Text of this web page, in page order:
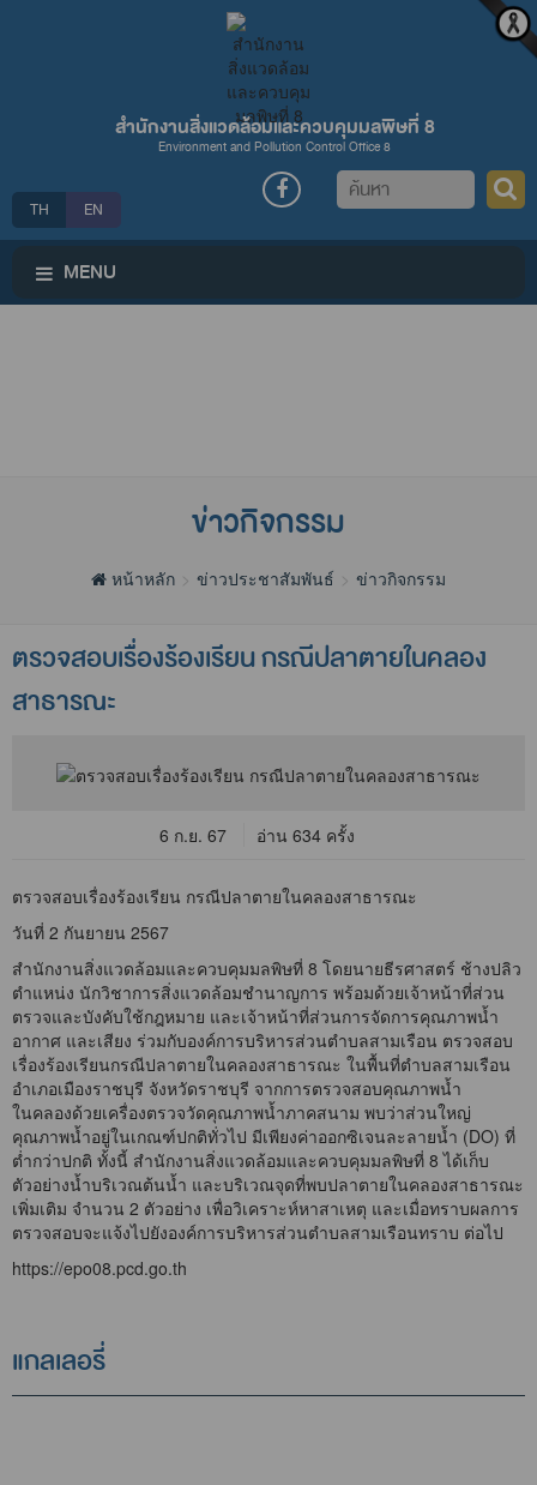
สำนักงานสิ่งแวดล้อมและควบคุมมลพิษที่ 8
Environment and Pollution Control Office 8
TH EN
ค้นหา
MENU
ข่าวกิจกรรม
หน้าหลัก ข่าวประชาสัมพันธ์ ข่าวกิจกรรม
ตรวจสอบเรื่องร้องเรียน กรณีปลาตายในคลอง
สาธารณะ
6 ก.ย. 67 อ่าน 634 ครั้ง
ตรวจสอบเรื่องร้องเรียน กรณีปลาตายในคลองสาธารณะ
วันที่ 2 กันยายน 2567
สำนักงานสิ่งแวดล้อมและควบคุมมลพิษที่ 8 โดยนายธีรศาสตร์ ช้างปลิว
ตำแหน่ง นักวิชาการสิ่งแวดล้อมชำนาญการ พร้อมด้วยเจ้าหน้าที่ส่วน
ตรวจและบังคับใช้กฎหมาย และเจ้าหน้าที่ส่วนการจัดการคุณภาพน้ำ
อากาศ และเสียง ร่วมกับองค์การบริหารส่วนตำบลสามเรือน ตรวจสอบ
เรื่องร้องเรียนกรณีปลาตายในคลองสาธารณะ ในพื้นที่ตำบลสามเรือน
อำเภอเมืองราชบุรี จังหวัดราชบุรี จากการตรวจสอบคุณภาพน้ำ
ในคลองด้วยเครื่องตรวจวัดคุณภาพน้ำภาคสนาม พบว่าส่วนใหญ่
คุณภาพน้ำอยู่ในเกณฑ์ปกติทั่วไป มีเพียงค่าออกซิเจนละลายน้ำ (DO) ที่
ต่ำกว่าปกติ ทั้งนี้ สำนักงานสิ่งแวดล้อมและควบคุมมลพิษที่ 8 ได้เก็บ
ตัวอย่างน้ำบริเวณต้นน้ำ และบริเวณจุดที่พบปลาตายในคลองสาธารณะ
เพิ่มเติม จำนวน 2 ตัวอย่าง เพื่อวิเคราะห์หาสาเหตุ และเมื่อทราบผลการ
ตรวจสอบจะแจ้งไปยังองค์การบริหารส่วนตำบลสามเรือนทราบ ต่อไป
https://epo08.pcd.go.th
แกลเลอรี่